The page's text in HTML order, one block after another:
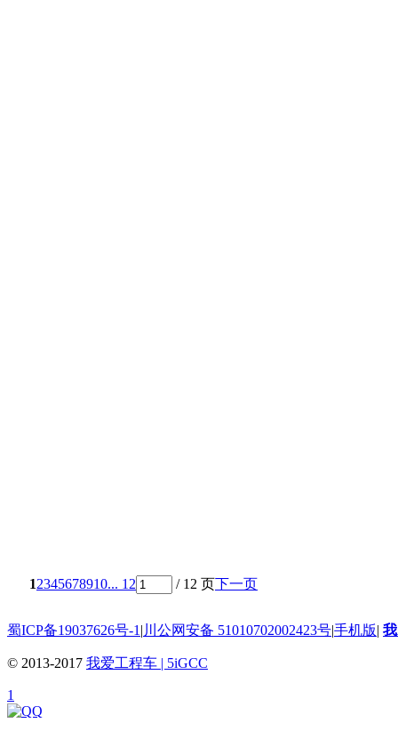
12345678910... 12 / 12 页下一页
蜀ICP备19037626号-1 | 川公网安备 51010702002423号|手机版|
© 2013-2017 我爱工程车 | 5iGCC
1